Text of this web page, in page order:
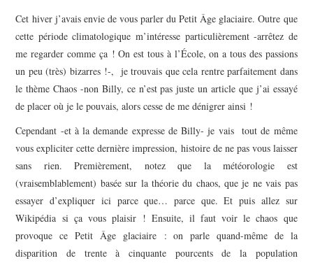
Cet hiver j’avais envie de vous parler du Petit Âge glaciaire. Outre que
cette période climatologique m’intéresse particulièrement -arrêtez de
me regarder comme ça ! On est tous à l’École, on a tous des passions
un peu (très) bizarres !-, je trouvais que cela rentre parfaitement dans
le thème Chaos -non Billy, ce n’est pas juste un article que j’ai essayé
de placer où je le pouvais, alors cesse de me dénigrer ainsi !
Cependant -et à la demande expresse de Billy- je vais tout de même
vous expliciter cette dernière impression, histoire de ne pas vous laisser
sans rien. Premièrement, notez que la météorologie est
(vraisemblablement) basée sur la théorie du chaos, que je ne vais pas
essayer d’expliquer ici parce que… parce que. Et puis allez sur
Wikipédia si ça vous plaisir ! Ensuite, il faut voir le chaos que
provoque ce Petit Âge glaciaire : on parle quand-même de la
disparition de trente à cinquante pourcents de la population